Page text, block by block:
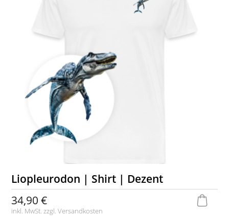
Liopleurodon | Shirt | Dezent
34,90 €
inkl. MwSt. zzgl.Versandkosten